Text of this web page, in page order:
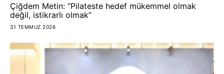
Çiğdem Metin: “Pilateste hedef mükemmel olmak
değil, istikrarlı olmak”
31 TEMMUZ 2026